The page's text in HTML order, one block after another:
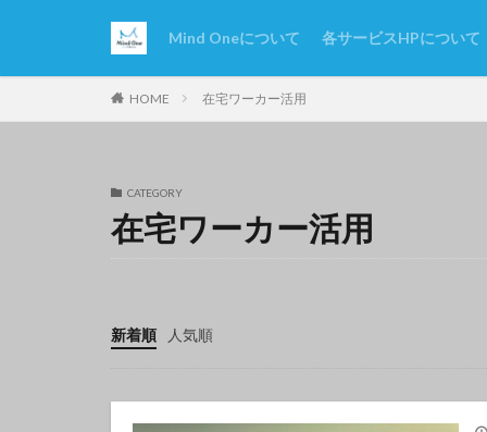
Mind Oneについて 各サービスHPについて
HOME 在宅ワーカー活用
CATEGORY
在宅ワーカー活用
新着順 人気順